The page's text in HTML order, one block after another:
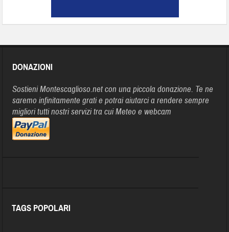
DONAZIONI
Sostieni Montescaglioso.net con una piccola donazione. Te ne
saremo infinitamente grati e potrai aiutarci a rendere sempre
migliori tutti nostri servizi tra cui Meteo e webcam
TAGS POPOLARI